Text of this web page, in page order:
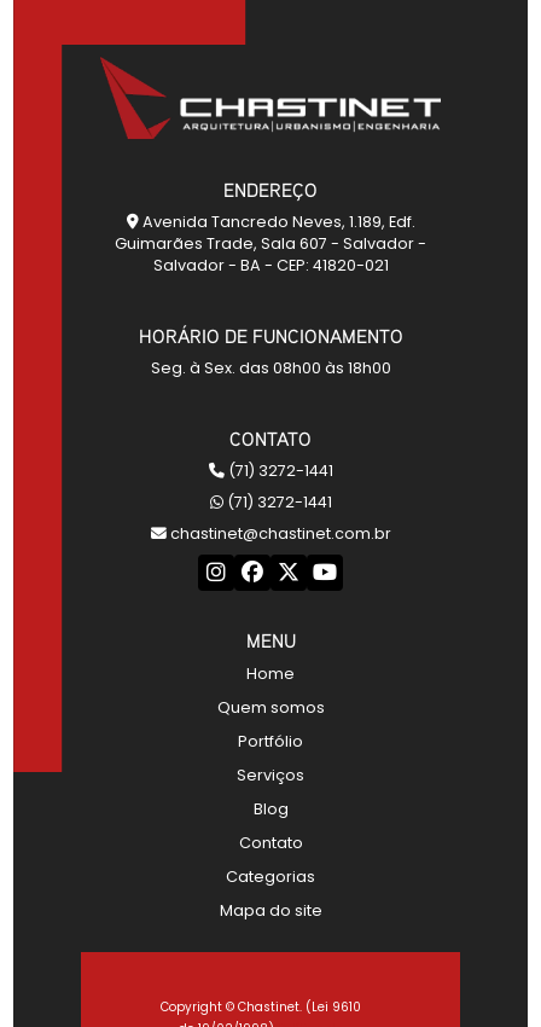
ENDEREÇO
Avenida Tancredo Neves, 1.189, Edf.
Guimarães Trade, Sala 607 - Salvador -
Salvador - BA - CEP: 41820-021
HORÁRIO DE FUNCIONAMENTO
Seg. à Sex. das 08h00 às 18h00
CONTATO
(71) 3272-1441
(71) 3272-1441
chastinet@chastinet.com.br
MENU
Home
Quem somos
Portfólio
Serviços
Blog
Contato
Categorias
Mapa do site
Copyright © Chastinet. (Lei 9610